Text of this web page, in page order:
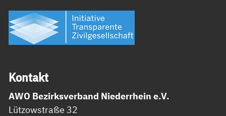
Kon­takt
AWO Bezirksverband Niederrhein e.V.
Lützowstraße 32